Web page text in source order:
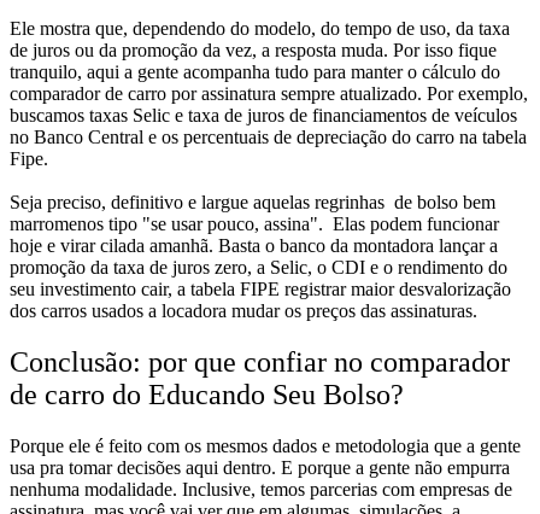
Ele mostra que, dependendo do modelo, do tempo de uso, da taxa
de juros ou da promoção da vez, a resposta muda. Por isso fique
tranquilo, aqui a gente acompanha tudo para manter o cálculo do
comparador de carro por assinatura sempre atualizado. Por exemplo,
buscamos taxas Selic e taxa de juros de financiamentos de veículos
no Banco Central e os percentuais de depreciação do carro na tabela
Fipe.
Seja preciso, definitivo e largue aquelas regrinhas de bolso bem
marromenos tipo "se usar pouco, assina". Elas podem funcionar
hoje e virar cilada amanhã. Basta o banco da montadora lançar a
promoção da taxa de juros zero, a Selic, o CDI e o rendimento do
seu investimento cair, a tabela FIPE registrar maior desvalorização
dos carros usados a locadora mudar os preços das assinaturas.
Conclusão: por que confiar no comparador
de carro do Educando Seu Bolso?
Porque ele é feito com os mesmos dados e metodologia que a gente
usa pra tomar decisões aqui dentro. E porque a gente não empurra
nenhuma modalidade. Inclusive, temos parcerias com empresas de